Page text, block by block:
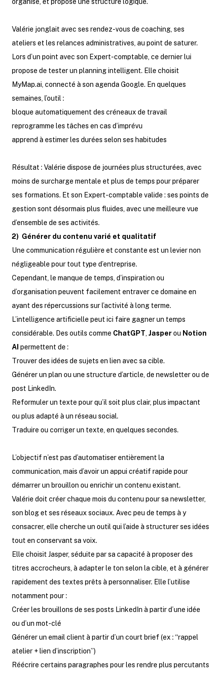
Valérie jonglait avec ses rendez-vous de coaching, ses
ateliers et les relances administratives, au point de saturer.
Lors d’un point avec son Expert-comptable, ce dernier lui
propose de tester un planning intelligent. Elle choisit
MyMap.ai, connecté à son agenda Google. En quelques
semaines, l’outil :
bloque automatiquement des créneaux de travail
reprogramme les tâches en cas d’imprévu
apprend à estimer les durées selon ses habitudes
Résultat : Valérie dispose de journées plus structurées, avec
moins de surcharge mentale et plus de temps pour préparer
ses formations. Et son Expert-comptable valide : ses points de
gestion sont désormais plus fluides, avec une meilleure vue
d’ensemble de ses activités.
2) Générer du contenu varié et qualitatif
Une communication régulière et constante est un levier non
négligeable pour tout type d’entreprise.
Cependant, le manque de temps, d’inspiration ou
d’organisation peuvent facilement entraver ce domaine en
ayant des répercussions sur l’activité à long terme.
L’intelligence artificielle peut ici faire gagner un temps
considérable. Des outils comme ChatGPT, Jasperou Notion
AI permettent de :
Trouver des idées de sujets en lien avec sa cible.
Générer un plan ou une structure d’article, de newsletter ou de
post LinkedIn.
Reformuler un texte pour qu’il soit plus clair, plus impactant
ou plus adapté à un réseau social.
Traduire ou corriger un texte, en quelques secondes.
L’objectif n’est pas d’automatiser entièrement la
communication, mais d’avoir un appui créatif rapide pour
démarrer un brouillon ou enrichir un contenu existant.
Valérie doit créer chaque mois du contenu pour sa newsletter,
son blog et ses réseaux sociaux. Avec peu de temps à y
consacrer, elle cherche un outil qui l’aide à structurer ses idées
tout en conservant sa voix.
Elle choisit Jasper, séduite par sa capacité à proposer des
titres accrocheurs, à adapter le ton selon la cible, et à générer
rapidement des textes prêts à personnaliser. Elle l’utilise
notamment pour :
Créer les brouillons de ses posts LinkedIn à partir d’une idée
ou d’un mot-clé
Générer un email client à partir d’un court brief (ex : “rappel
atelier + lien d’inscription”)
Réécrire certains paragraphes pour les rendre plus percutants